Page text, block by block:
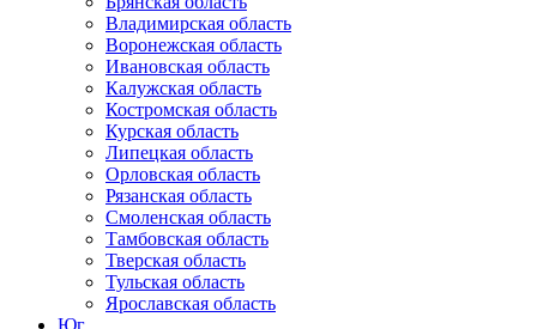
Владимирская область
Воронежская область
Ивановская область
Калужская область
Костромская область
Курская область
Липецкая область
Орловская область
Рязанская область
Смоленская область
Тамбовская область
Тверская область
Тульская область
Ярославская область
Юг